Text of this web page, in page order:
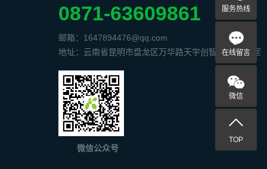
0871-63609861
邮箱：1647894476@qq.com
地址：云南省昆明市盘龙区万华路天宇创智中心1506室
微信公众号
服务热线
在线留言
微信
TOP